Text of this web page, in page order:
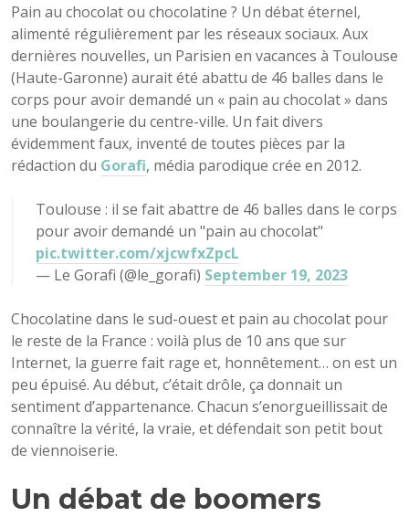
Pain au chocolat ou chocolatine ? Un débat éternel,
alimenté régulièrement par les réseaux sociaux. Aux
dernières nouvelles, un Parisien en vacances à Toulouse
(Haute-Garonne) aurait été abattu de 46 balles dans le
corps pour avoir demandé un « pain au chocolat » dans
une boulangerie du centre-ville. Un fait divers
évidemment faux, inventé de toutes pièces par la
rédaction du Gorafi, média parodique crée en 2012.
Toulouse : il se fait abattre de 46 balles dans le corps
pour avoir demandé un "pain au chocolat"
pic.twitter.com/xjcwfxZpcL
— Le Gorafi (@le_gorafi) September 19, 2023
Chocolatine dans le sud-ouest et pain au chocolat pour
le reste de la France : voilà plus de 10 ans que sur
Internet, la guerre fait rage et, honnêtement… on est un
peu épuisé. Au début, c’était drôle, ça donnait un
sentiment d’appartenance. Chacun s’enorgueillissait de
connaître la vérité, la vraie, et défendait son petit bout
de viennoiserie.
Un débat de boomers